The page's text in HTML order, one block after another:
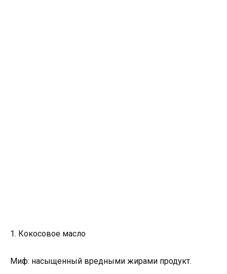
1. Кокосовое масло
Миф: насыщенный вредными жирами продукт.